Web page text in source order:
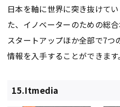
日本を軸に世界に突き抜けて
た、イノベーターのための総合
スタートアップほか全部で7つ
情報を入手することができます。
15.Itmedia